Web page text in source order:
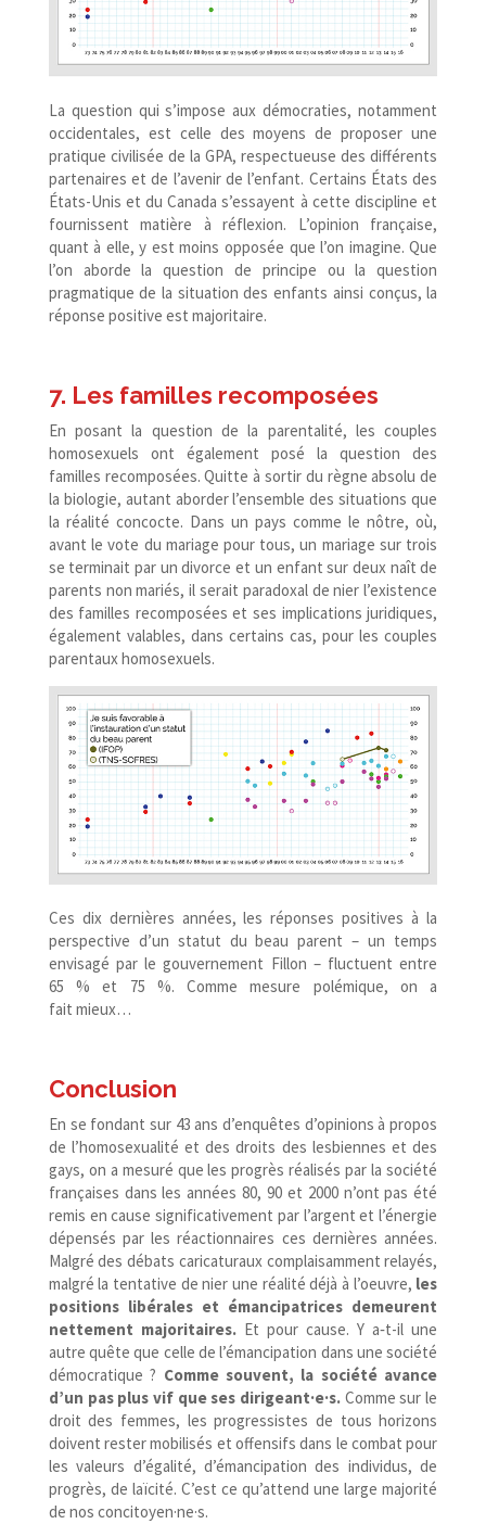
La question qui s’impose aux démocraties, notamment
occidentales, est celle des moyens de proposer une
pratique civilisée de la GPA, respectueuse des différents
partenaires et de l’avenir de l’enfant. Certains États des
États-​Unis et du Canada s’essayent à cette discipline et
fournissent matière à réflexion. L’opinion française,
quant à elle, y est moins opposée que l’on imagine. Que
l’on aborde la question de principe ou la question
pragmatique de la situation des enfants ainsi conçus, la
réponse positive est majoritaire.
7. Les familles recomposées
En posant la question de la parentalité, les couples
homosexuels ont également posé la question des
familles recomposées. Quitte à sortir du règne absolu de
la biologie, autant aborder l’ensemble des situations que
la réalité concocte. Dans un pays comme le nôtre, où,
avant le vote du mariage pour tous, un mariage sur trois
se terminait par un divorce et un enfant sur deux naît de
parents non mariés, il serait paradoxal de nier l’existence
des familles recomposées et ses implications juridiques,
également valables, dans certains cas, pour les couples
parentaux homosexuels.
Ces dix dernières années, les réponses positives à la
perspective d’un statut du beau parent – un temps
envisagé par le gouvernement Fillon – fluctuent entre
65 % et 75 %. Comme mesure polémique, on a
fait mieux…
Conclusion
En se fondant sur 43 ans d’enquêtes d’opinions à propos
de l’homosexualité et des droits des lesbiennes et des
gays, on a mesuré que les progrès réalisés par la société
françaises dans les années 80, 90 et 2000 n’ont pas été
remis en cause significativement par l’argent et l’énergie
dépensés par les réactionnaires ces dernières années.
Malgré des débats caricaturaux complaisamment relayés,
malgré la tentative de nier une réalité déjà à l’oeuvre, les
positions libérales et émancipatrices demeurent
nettement majoritaires.Et pour cause. Y a‑t-​il une
autre quête que celle de l’émancipation dans une société
démocratique ? Comme souvent, la société avance
d’un pas plus vif que ses dirigeant·e·s. Comme sur le
droit des femmes, les progressistes de tous horizons
doivent rester mobilisés et offensifs dans le combat pour
les valeurs d’égalité, d’émancipation des individus, de
progrès, de laïcité. C’est ce qu’attend une large majorité
de nos concitoyen·ne·s.